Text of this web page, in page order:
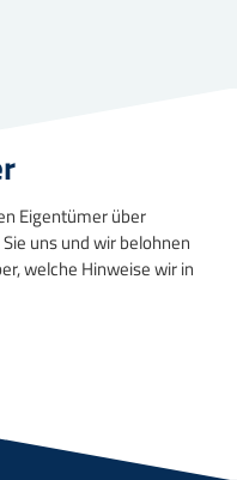
Eigentümer über
uns und wir belohnen
welche Hinweise wir in